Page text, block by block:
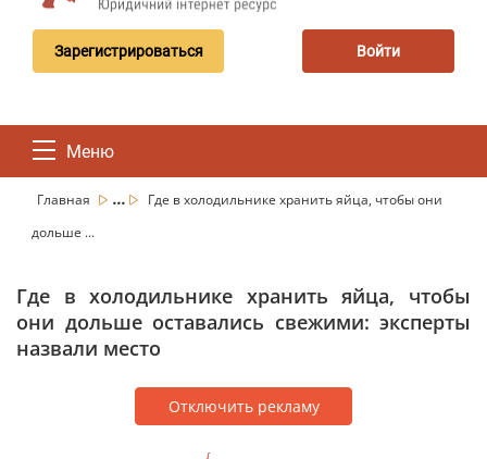
Зарегистрироваться Войти
Меню
Главная ...
Где в холодильнике хранить яйца, чтобы они
дольше ...
Где в холодильнике хранить яйца, чтобы
они дольше оставались свежими: эксперты
назвали место
Отключить рекламу